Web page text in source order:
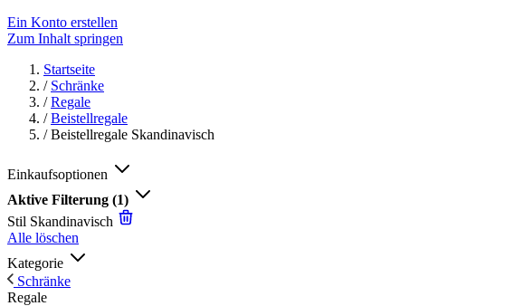
Ein Konto erstellen
Zum Inhalt springen
Startseite
/ Schränke
/ Regale
/ Beistellregale
/ Beistellregale Skandinavisch
Einkaufsoptionen
Aktive Filterung (1)
Stil Skandinavisch
Alle löschen
Kategorie
Schränke
Regale